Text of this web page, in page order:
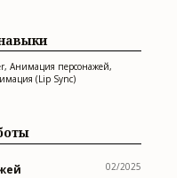
Анимация персонажей,
(Lip Sync)
02/2025